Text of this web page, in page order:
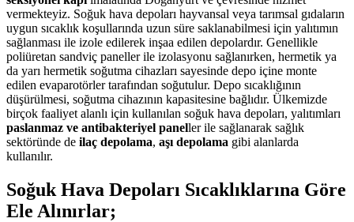
vermekteyiz. Soğuk hava depoları hayvansal veya tarımsal gıdaların
uygun sıcaklık koşullarında uzun süre saklanabilmesi için yalıtımın
sağlanması ile izole edilerek inşaa edilen depolardır. Genellikle
poliüretan sandviç paneller ile izolasyonu sağlanırken, hermetik ya
da yarı hermetik soğutma cihazları sayesinde depo içine monte
edilen evaparotörler tarafından soğutulur. Depo sıcaklığının
düşürülmesi, soğutma cihazının kapasitesine bağlıdır. Ülkemizde
birçok faaliyet alanlı için kullanılan soğuk hava depoları, yalıtımları
paslanmaz ve antibakteriyel paneller ile sağlanarak sağlık
sektöründe de ilaç depolama, aşı depolama gibi alanlarda
kullanılır.
Soğuk Hava Depoları Sıcaklıklarına Göre
Ele Alınırlar;